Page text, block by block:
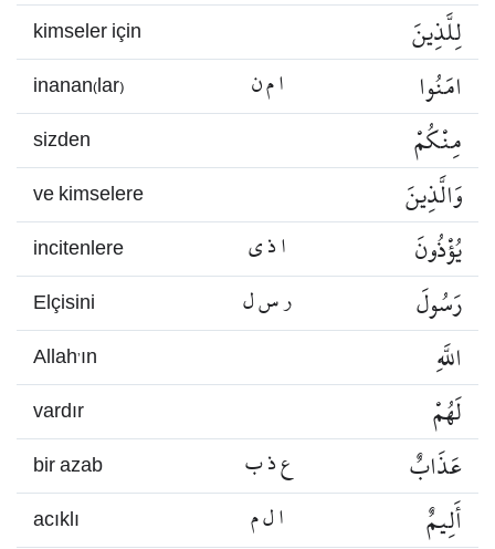
kimseler için لِلَّذِينَ
inanan(lar) ا م ن امَنُوا
sizden مِنْكُمْ
ve kimselere وَالَّذِينَ
incitenlere ا ذ ي يُؤْذُونَ
Elçisini ر س ل رَسُولَ
Allah’ın اللَّهِ
vardır لَهُمْ
bir azab ع ذ ب عَذَابٌ
acıklı ا ل م أَلِيمٌ